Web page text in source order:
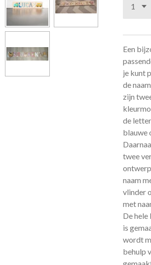
Een
je kunt
de
zijn
de
blauwe
twee
naam
vlinder
met
De hele
is
wordt
behulp